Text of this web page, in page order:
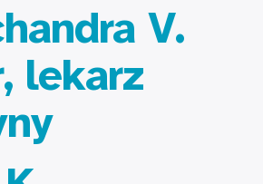
V.
lekarz